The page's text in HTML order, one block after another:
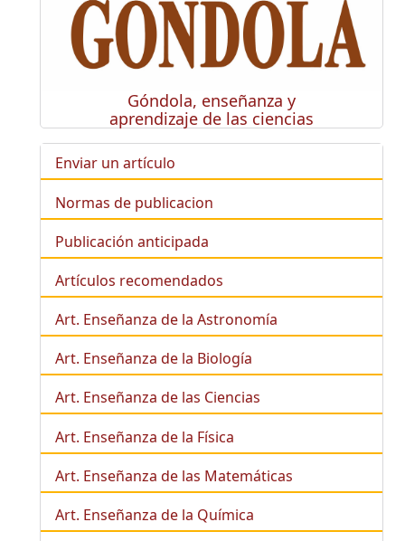
Góndola, enseñanza y
aprendizaje de las ciencias
Enviar un artículo
Normas de publicacion
Publicación anticipada
Artículos recomendados
Art. Enseñanza de la Astronomía
Art. Enseñanza de la Biología
Art. Enseñanza de las Ciencias
Art. Enseñanza de la Física
Art. Enseñanza de las Matemáticas
Art. Enseñanza de la Química